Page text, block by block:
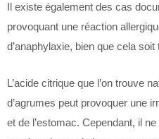
Il existe également des cas
provoquant une réaction
d’anaphylaxie, bien que cela soit
L’acide citrique que l’on trouve
d’agrumes peut provoquer une
et de l’estomac. Cependant, il